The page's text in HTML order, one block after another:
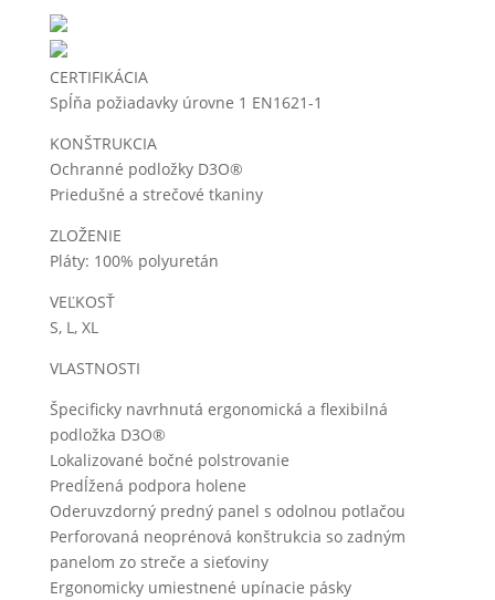
CERTIFIKÁCIA
Spĺňa požiadavky úrovne 1 EN1621-1
KONŠTRUKCIA
Ochranné podložky D3O®
Priedušné a strečové tkaniny
ZLOŽENIE
Pláty: 100% polyuretán
VEĽKOSŤ
S, L, XL
VLASTNOSTI
Špecificky navrhnutá ergonomická a flexibilná
podložka D3O®
Lokalizované bočné polstrovanie
Predĺžená podpora holene
Oderuvzdorný predný panel s odolnou potlačou
Perforovaná neoprénová konštrukcia so zadným
panelom zo streče a sieťoviny
Ergonomicky umiestnené upínacie pásky